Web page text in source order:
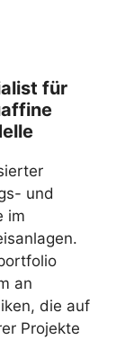
für
und
im
an
die auf
Projekte